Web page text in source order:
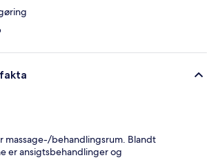
massage-/behandlingsrum. Blandt
er ansigtsbehandlinger og